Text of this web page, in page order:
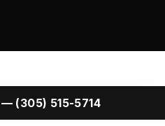
EM
(305) 515-5714